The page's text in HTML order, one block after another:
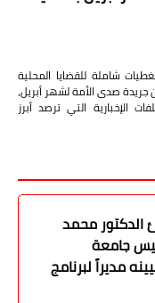
شاملة للقضايا المحلية
جريدة صدى الأمة لشهر أبريل،
الإخبارية التي ترصد أبرز
الدكتور محمد
جامعة
مديراً لبرنامج